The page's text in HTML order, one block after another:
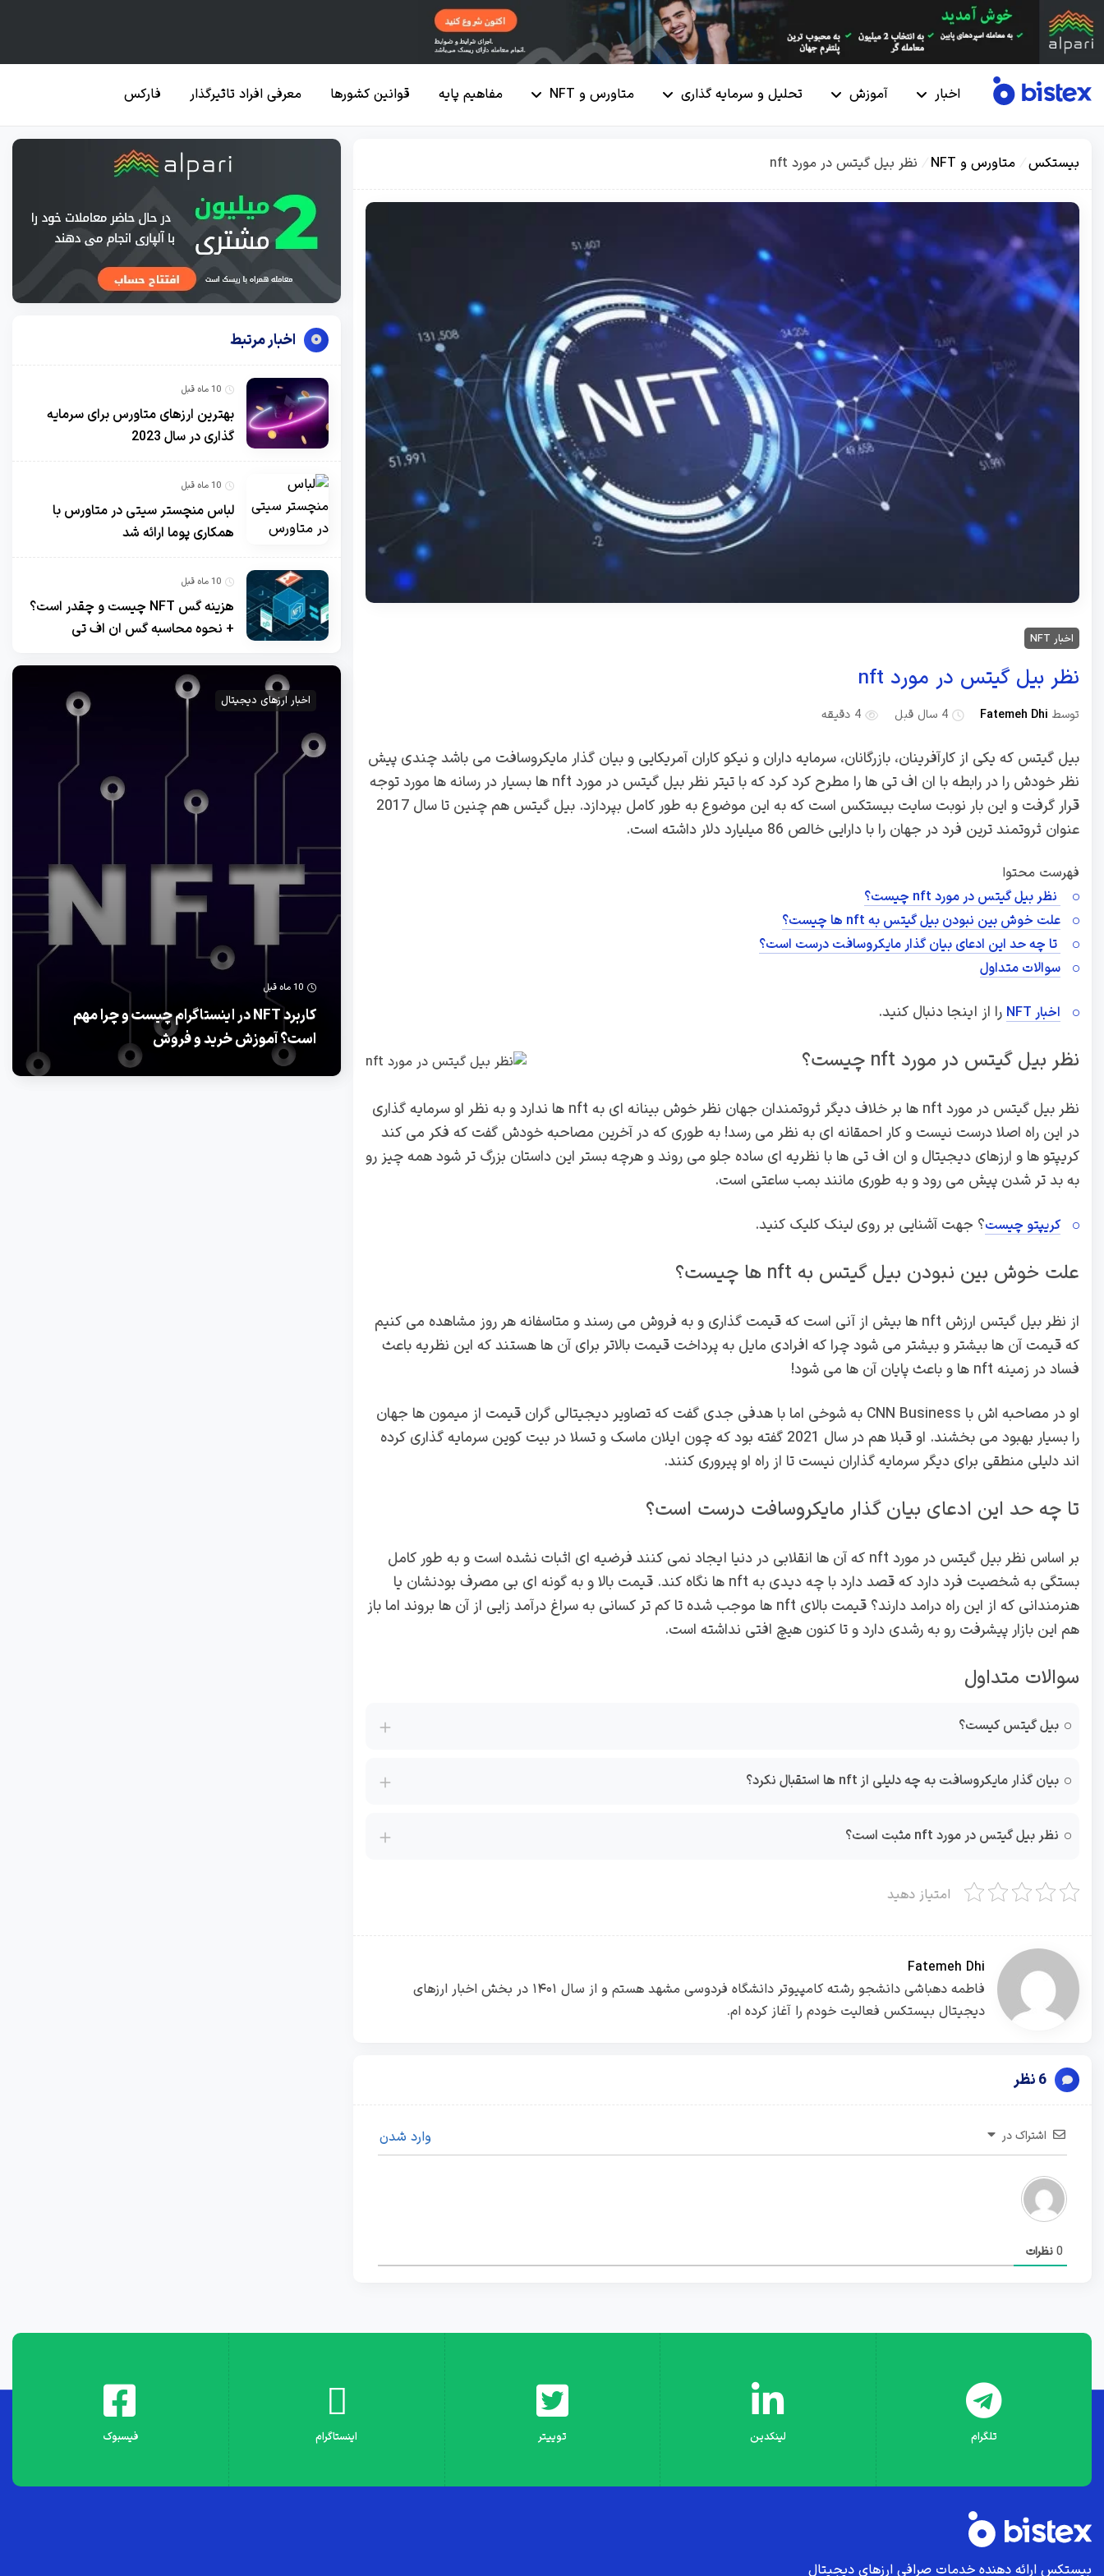
اخبار آموزش تحلیل و سرمایه گذاری متاورس و NFT مفاهیم پایه قوانین کشورها معرفی افراد تاثیرگذار فارکس
بیستکس متاورس و NFT نظر بیل گیتس در مورد nft
اخبار NFT
نظر بیل گیتس در مورد nft
توسط Fatemeh Dhi 4 سال قبل 4 دقیقه
بیل گیتس که یکی از کارآفرینان، بازرگانان، سرمایه داران و نیکو کاران آمریکایی و بیان گذار مایکروسافت می باشد چندی پیش
نظر خودش را در رابطه با ان اف تی ها را مطرح کرد کرد که با تیتر نظر بیل گیتس در مورد nft ها بسیار در رسانه ها مورد توجه
قرار گرفت و این بار نوبت سایت بیستکس است که به این موضوع به طور کامل بپردازد. بیل گیتس هم چنین تا سال 2017
عنوان ثروتمند ترین فرد در جهان را با دارایی خالص 86 میلیارد دلار داشته است.
فهرست محتوا
نظر بیل گیتس در مورد nft چیست؟
علت خوش بین نبودن بیل گیتس به nft ها چیست؟
تا چه حد این ادعای بیان گذار مایکروسافت درست است؟
سوالات متداول
اخبار NFT را از اینجا دنبال کنید.
نظر بیل گیتس در مورد nft چیست؟
نظر بیل گیتس در مورد nft ها بر خلاف دیگر ثروتمندان جهان نظر خوش بینانه ای به nft ها ندارد و به نظر او سرمایه گذاری
در این راه اصلا درست نیست و کار احمقانه ای به نظر می رسد! به طوری که در آخرین مصاحبه خودش گفت که فکر می کند
کریپتو ها و ارزهای دیجیتال و ان اف تی ها با نظریه ای ساده جلو می روند و هرچه بستر این داستان بزرگ تر شود همه چیز رو
به بد تر شدن پیش می رود و به طوری مانند بمب ساعتی است.
کریپتو چیست؟ جهت آشنایی بر روی لینک کلیک کنید.
علت خوش بین نبودن بیل گیتس به nft ها چیست؟
از نظر بیل گیتس ارزش nft ها بیش از آنی است که قیمت گذاری و به فروش می رسند و متاسفانه هر روز مشاهده می کنیم
که قیمت آن ها بیشتر و بیشتر می شود چرا که افرادی مایل به پرداخت قیمت بالاتر برای آن ها هستند که این نظریه باعث
فساد در زمینه nft ها و باعث پایان آن ها می شود!
او در مصاحبه اش با CNN Business به شوخی اما با هدفی جدی گفت که تصاویر دیجیتالی گران قیمت از میمون ها جهان
را بسیار بهبود می بخشند. او قبلا هم در سال 2021 گفته بود که چون ایلان ماسک و تسلا در بیت کوین سرمایه گذاری کرده
اند دلیلی منطقی برای دیگر سرمایه گذاران نیست تا از راه او پیروری کنند.
تا چه حد این ادعای بیان گذار مایکروسافت درست است؟
بر اساس نظر بیل گیتس در مورد nft که آن ها انقلابی در دنیا ایجاد نمی کنند فرضیه ای اثبات نشده است و به طور کامل
بستگی به شخصیت فرد دارد که قصد دارد با چه دیدی به nft ها نگاه کند. قیمت بالا و به گونه ای بی مصرف بودنشان یا
هنرمندانی که از این راه درامد دارند؟ قیمت بالای nft ها موجب شده تا کم تر کسانی به سراغ درآمد زایی از آن ها بروند اما باز
هم این بازار پیشرفت رو به رشدی دارد و تا کنون هیچ افتی نداشته است.
سوالات متداول
بیل گیتس کیست؟
بیان گذار مایکروسافت به چه دلیلی از nft ها استقبال نکرد؟
نظر بیل گیتس در مورد nft مثبت است؟
امتیاز دهید
Fatemeh Dhi
فاطمه دهباشی دانشجو رشته کامپیوتر دانشگاه فردوسی مشهد هستم و از سال ۱۴۰۱ در بخش اخبار ارزهای
دیجیتال بیستکس فعالیت خودم را آغاز کرده ام.
اشتراک در وارد شدن
0نظرات
اخبار مرتبط
10 ماه قبل
بهترین ارزهای متاورس برای سرمایه
گذاری در سال 2023
10 ماه قبل
لباس منچستر سیتی در متاورس با
همکاری پوما ارائه شد
10 ماه قبل
هزینه گس NFT چیست و چقدر است؟
+ نحوه محاسبه گس ان اف تی
اخبار ارزهای دیجیتال
10 ماه قبل
کاربرد NFT در اینستاگرام چیست و چرا مهم
است؟ آموزش خرید و فروش
تلگرام لینکدین توییتر اینستاگرام فیسبوک
بیستکس ارائه دهنده خدمات صرافی ارز‌های دیجیتال